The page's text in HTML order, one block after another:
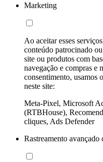
Marketing
Ao aceitar esses
conteúdo patrocinado
site ou produtos com
navegação e compras e
consentimento, usamos
neste site:
Meta-Pixel, Microsoft
(RTBHouse),
cliques, Ads Defender
Rastreamento avançado